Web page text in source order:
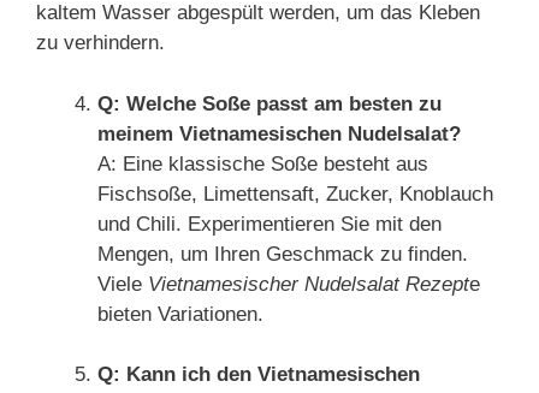
kaltem Wasser abgespült werden, um das Kleben
zu verhindern.
Q: Welche Soße passt am besten zu
meinem Vietnamesischen Nudelsalat?
A: Eine klassische Soße besteht aus
Fischsoße, Limettensaft, Zucker, Knoblauch
und Chili. Experimentieren Sie mit den
Mengen, um Ihren Geschmack zu finden.
Viele Vietnamesischer Nudelsalat Rezepte
bieten Variationen.
Q: Kann ich den Vietnamesischen